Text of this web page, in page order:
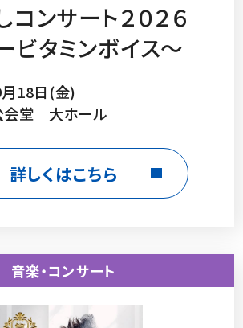
コンサート２０２６
ビタミンボイス～
月18日(金)
会堂 大ホール
詳しくはこちら
音楽・コンサート